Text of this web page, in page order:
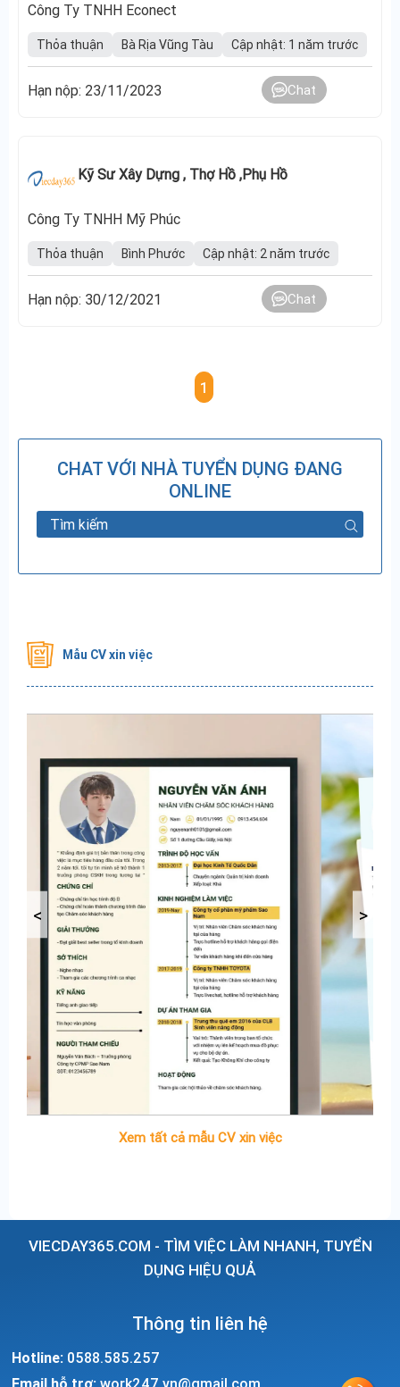
Công Ty TNHH Econect
Thỏa thuận Bà Rịa Vũng Tàu Cập nhật: 1 năm trước
Hạn nộp: 23/11/2023 Chat
Kỹ Sư Xây Dựng , Thợ Hồ ,phụ Hồ
Công Ty TNHH Mỹ Phúc
Thỏa thuận Bình Phước Cập nhật: 2 năm trước
Hạn nộp: 30/12/2021 Chat
1
CHAT VỚI NHÀ TUYỂN DỤNG ĐANG
ONLINE
Mẫu CV xin việc
Xem tất cả mẫu CV xin việc
VIECDAY365.COM - TÌM VIỆC LÀM NHANH, TUYỂN
DỤNG HIỆU QUẢ
Thông tin liên hệ
Hotline: 0588.585.257
Email hỗ trợ: work247.vn@gmail.com